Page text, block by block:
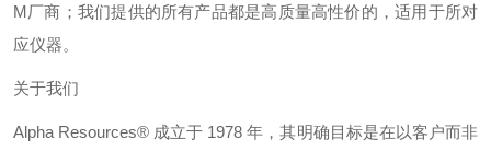
M厂商；我们提供的所有产品都是高质量高性价的，适用于所对
应仪器。
关于我们
Alpha Resources® 成立于 1978年，其明确目标是在以客户而非